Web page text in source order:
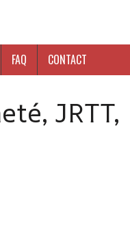
FAQ CONTACT
JRTT,